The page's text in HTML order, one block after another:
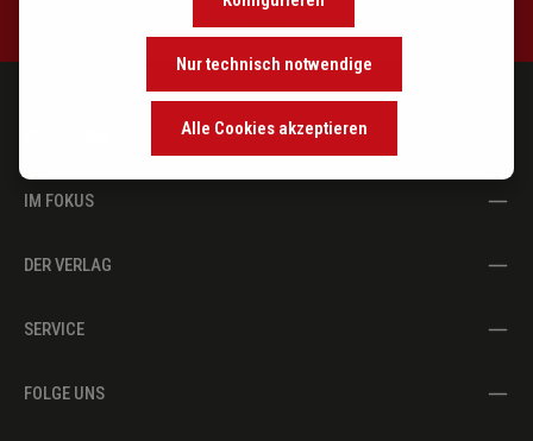
IM FOKUS
DER VERLAG
SERVICE
FOLGE UNS
Nur technisch notwendige
Alle Cookies akzeptieren